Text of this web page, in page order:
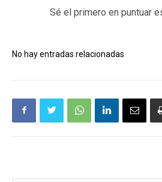
Sé el primero en puntuar
No hay entradas relacionadas